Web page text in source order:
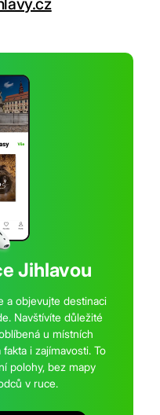
Jihlavou
a objevujte destinaci
Navštívíte důležité
u místních
i zajímavosti. To
polohy, bez mapy
v ruce.